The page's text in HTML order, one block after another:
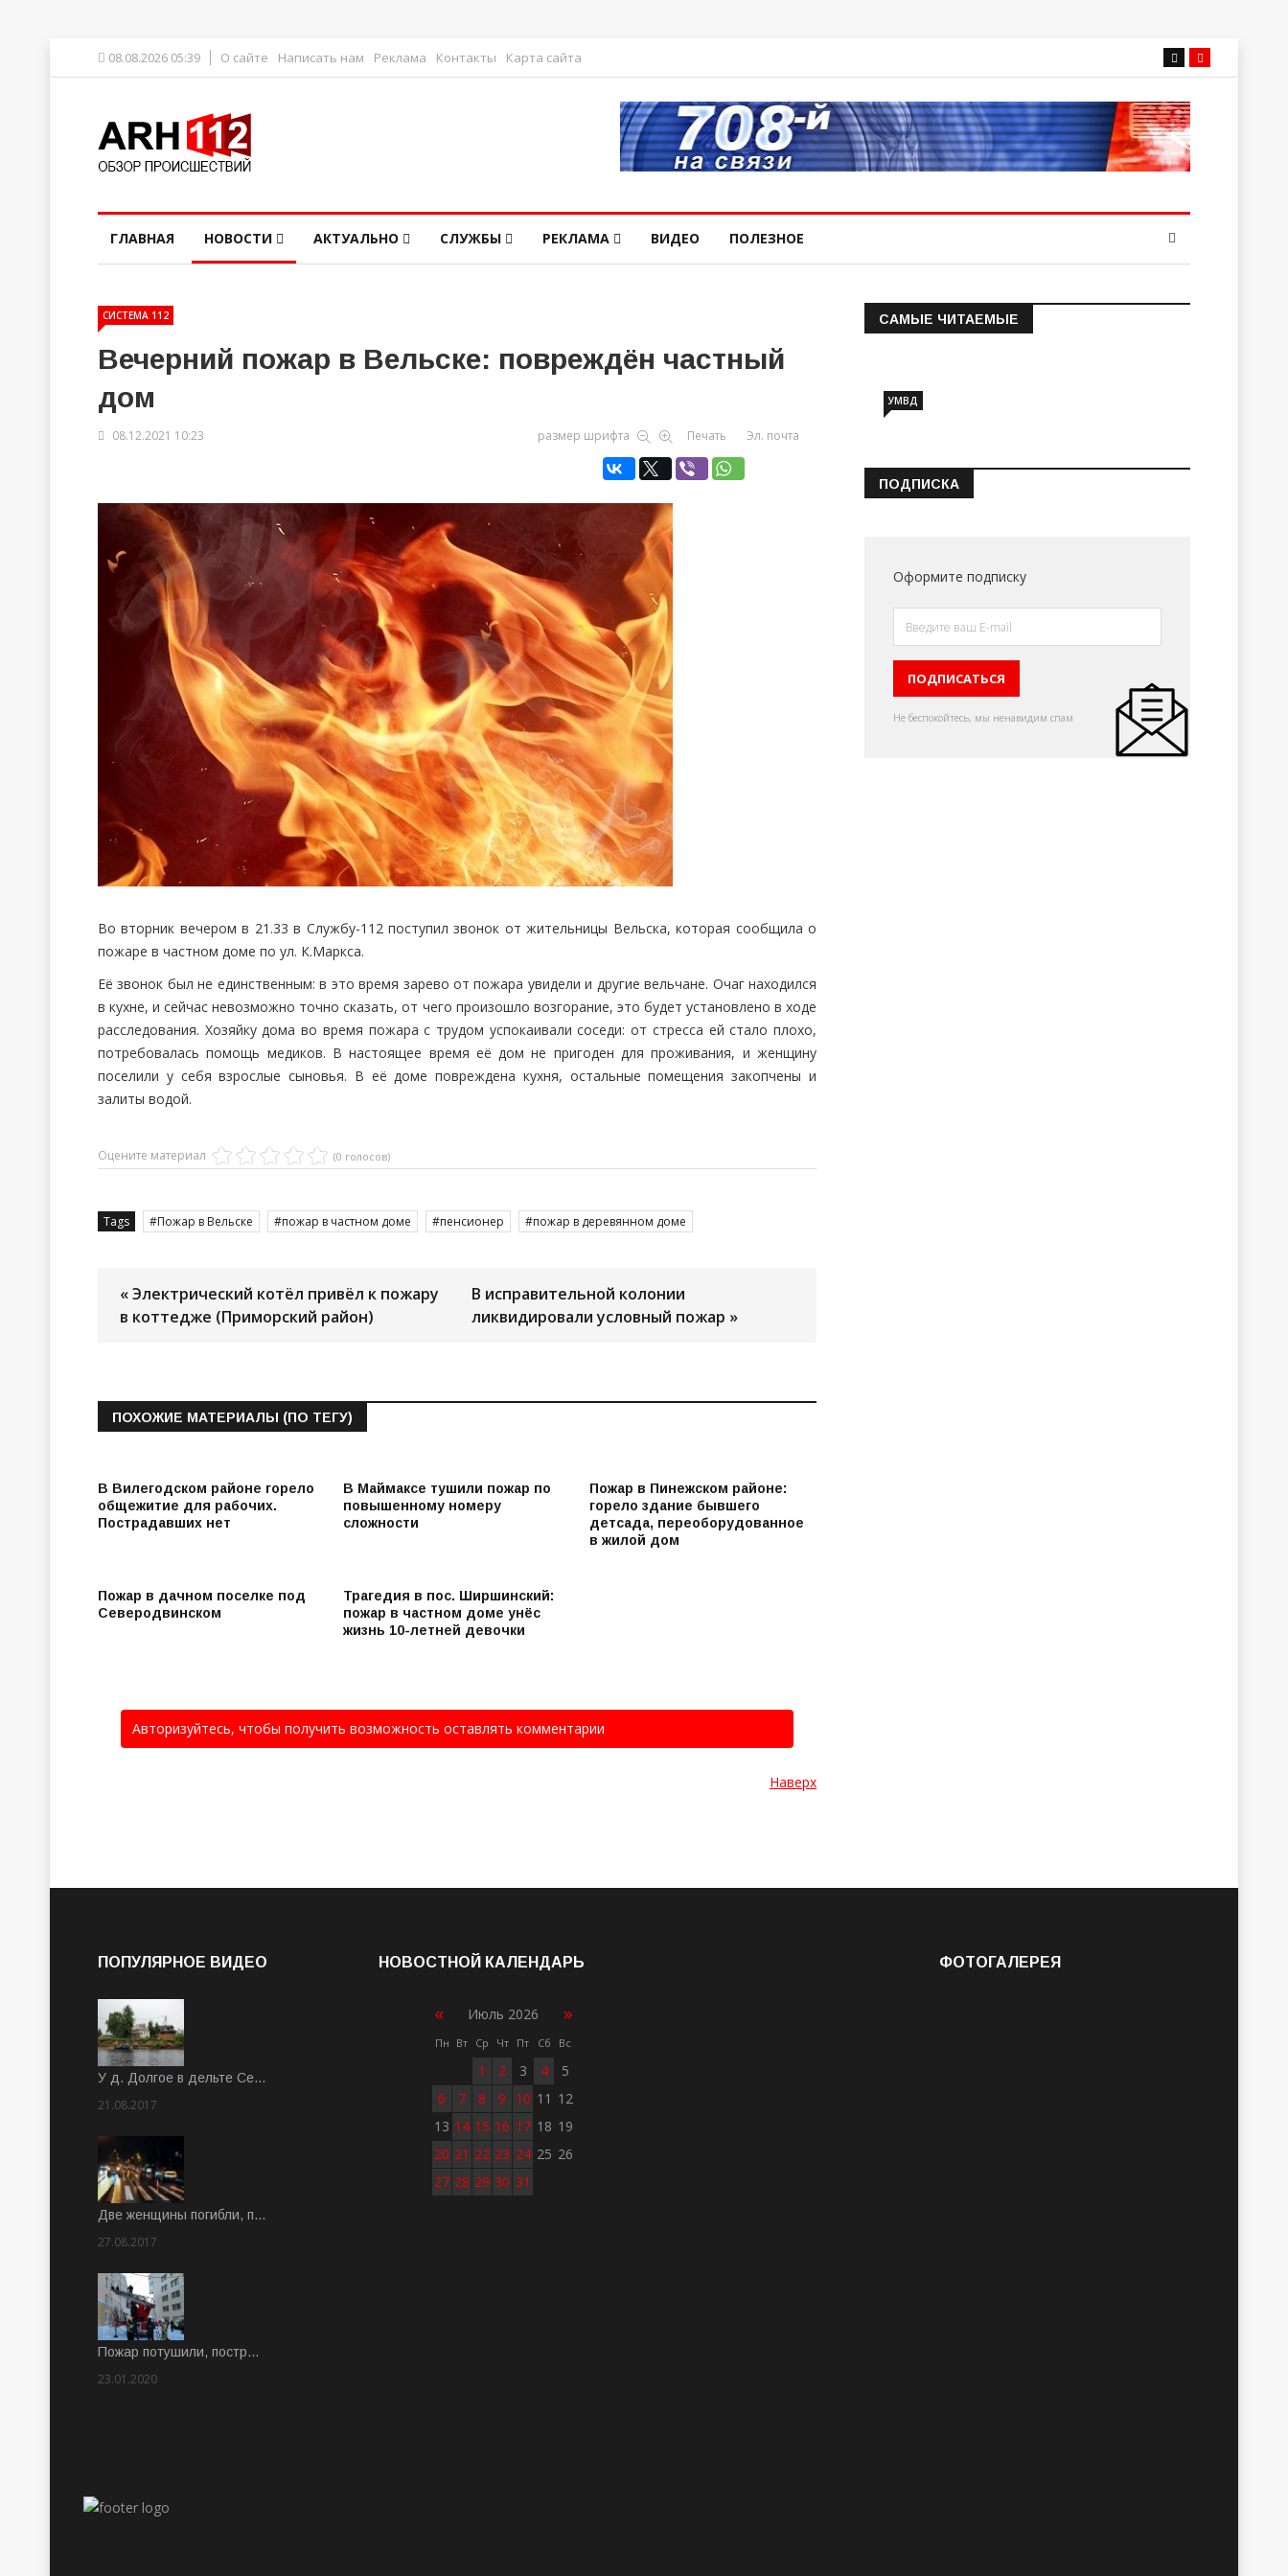
08.08.2026 05:39 О сайте Написать нам Реклама Контакты Карта сайта
ГЛАВНАЯ НОВОСТИ АКТУАЛЬНО СЛУЖБЫ РЕКЛАМА ВИДЕО ПОЛЕЗНОЕ
СИСТЕМА 112
Вечерний пожар в Вельске: повреждён частный
дом
08.12.2021 10:23 размер шрифта Печать Эл. почта
Во вторник вечером в 21.33 в Службу-112 поступил звонок от жительницы Вельска, которая сообщила о
пожаре в частном доме по ул. К.Маркса.
Её звонок был не единственным: в это время зарево от пожара увидели и другие вельчане. Очаг находился
в кухне, и сейчас невозможно точно сказать, от чего произошло возгорание, это будет установлено в ходе
расследования. Хозяйку дома во время пожара с трудом успокаивали соседи: от стресса ей стало плохо,
потребовалась помощь медиков. В настоящее время её дом не пригоден для проживания, и женщину
поселили у себя взрослые сыновья. В её доме повреждена кухня, остальные помещения закопчены и
залиты водой.
Оцените материал (0 голосов)
Tags Пожар в Вельске пожар в частном доме пенсионер пожар в деревянном доме
« Электрический котёл привёл к пожару
в коттедже (Приморский район)
В исправительной колонии
ликвидировали условный пожар »
ПОХОЖИЕ МАТЕРИАЛЫ (ПО ТЕГУ)
В Вилегодском районе горело
общежитие для рабочих.
Пострадавших нет
В Маймаксе тушили пожар по
повышенному номеру
сложности
Пожар в Пинежском районе:
горело здание бывшего
детсада, переоборудованное
в жилой дом
Пожар в дачном поселке под
Северодвинском
Трагедия в пос. Ширшинский:
пожар в частном доме унёс
жизнь 10-летней девочки
Авторизуйтесь, чтобы получить возможность оставлять комментарии
Наверх
САМЫЕ ЧИТАЕМЫЕ
Информация о состоянии
УМВД
ПОДПИСКА
Оформите подписку
Не беспокойтесь, мы ненавидим спам
ПОПУЛЯРНОЕ ВИДЕО
У д. Долгое в дельте Се…
21.08.2017
Две женщины погибли, п…
27.08.2017
Пожар потушили, постр…
23.01.2020
НОВОСТНОЙ КАЛЕНДАРЬ
« Июль 2026 »
Пн Вт Ср Чт Пт Сб Вс
1 2 3 4
5
6
7 8 9 10 11 12
13 14 15 16 17 18 19
20 21 22 23 24 25 26
27 28 29 30 31
ФОТОГАЛЕРЕЯ